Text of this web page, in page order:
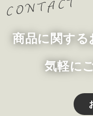
商品に関す
気軽に